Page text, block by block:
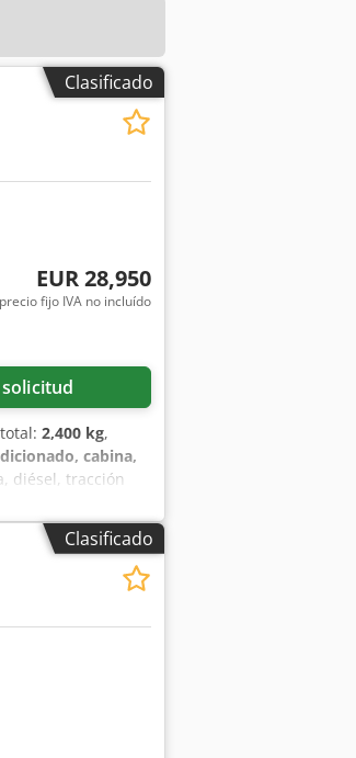
Clasificado
EUR 28,950
precio fijo IVA no incluído
2,400 kg,
cabina,
diésel, tracción
transmisión
2.400 kg.
el Sr. Faller está a
ASÍ COMO
descripción y los
adquirir el
Clasificado